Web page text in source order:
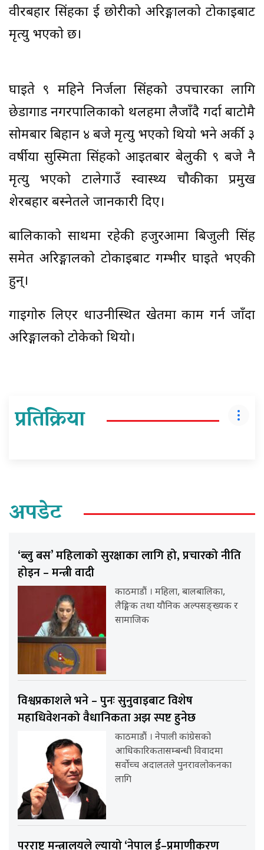
वीरबहादुर सिंहका दुई छोरीको अरिङ्गालको टोकाइबाट
मृत्यु भएको छ।
घाइते ९ महिने निर्जला सिंहको उपचारका लागि
छेडागाड नगरपालिकाको थलहमा लैजाँदै गर्दा बाटोमै
सोमबार बिहान ४ बजे मृत्यु भएको थियो भने अर्की ३
वर्षीया सुस्मिता सिंहको आइतबार बेलुकी ९ बजे नै
मृत्यु भएको टालेगाउँ स्वास्थ्य चौकीका प्रमुख
शेरबहादुर बस्नेतले जानकारी दिए।
बालिकाको साथमा रहेकी हजुरआमा बिजुली सिंह
समेत अरिङ्गालको टोकाइबाट गम्भीर घाइते भएकी
हुन्। ​
गाइगोरु लिएर धाउनीस्थित खेतमा काम गर्न जाँदा
अरिङ्गालको टोकेको थियो।
प्रतिक्रिया
अपडेट
‘ब्लु बस’ महिलाको सुरक्षाका लागि हो, प्रचारको नीति
होइन – मन्त्री वादी
काठमाडौं । महिला, बालबालिका,
लैङ्गिक तथा यौनिक अल्पसङ्ख्यक र
सामाजिक
विश्वप्रकाशले भने – पुनः सुनुवाइबाट विशेष
महाधिवेशनको वैधानिकता अझ स्पष्ट हुनेछ
काठमाडौं । नेपाली कांग्रेसको
आधिकारिकतासम्बन्धी विवादमा
सर्वोच्च अदालतले पुनरावलोकनका
लागि